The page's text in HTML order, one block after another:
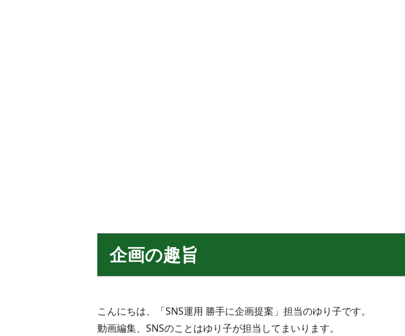
企画の趣旨
こんにちは、「SNS運用 勝手に企画提案」担当のゆり子です。
動画編集、SNSのことはゆり子が担当してまいります。